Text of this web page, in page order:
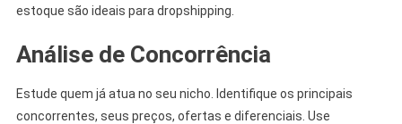
estoque são ideais para dropshipping.
Análise de Concorrência
Estude quem já atua no seu nicho. Identifique os principais
concorrentes, seus preços, ofertas e diferenciais. Use